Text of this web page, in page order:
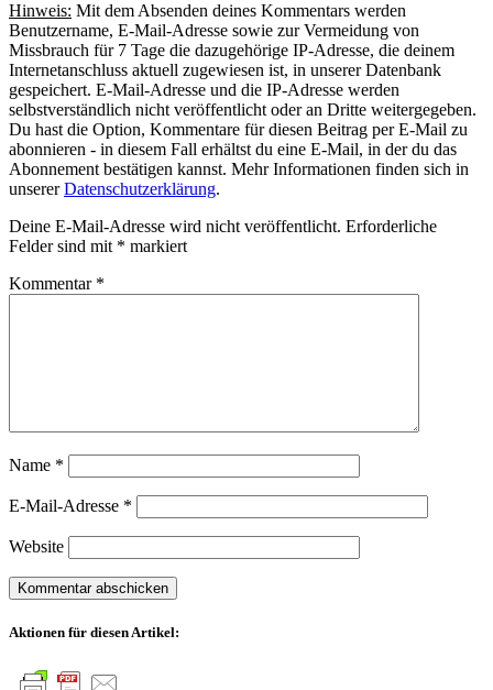
Hinweis: Mit dem Absenden deines Kommentars werden
Benutzername, E-Mail-Adresse sowie zur Vermeidung von
Missbrauch für 7 Tage die dazugehörige IP-Adresse, die deinem
Internetanschluss aktuell zugewiesen ist, in unserer Datenbank
gespeichert. E-Mail-Adresse und die IP-Adresse werden
selbstverständlich nicht veröffentlicht oder an Dritte weitergegeben.
Du hast die Option, Kommentare für diesen Beitrag per E-Mail zu
abonnieren - in diesem Fall erhältst du eine E-Mail, in der du das
Abonnement bestätigen kannst. Mehr Informationen finden sich in
unsererDatenschutzerklärung.
Deine E-Mail-Adresse wird nicht veröffentlicht. Erforderliche
Felder sind mit * markiert
Kommentar *
Name *
E-Mail-Adresse *
Website
Aktionen für diesen Artikel: